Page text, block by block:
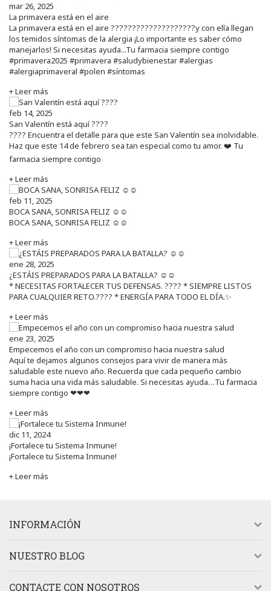
mar 26, 2025
La primavera está en el aire
La primavera está en el aire ????????????????????y con ella llegan
los temidos síntomas de la alergia ¡Lo importante es saber cómo
manejarlos! Si necesitas ayuda...Tu farmacia siempre contigo
#primavera2025 #primavera #saludybienestar #alergias
#alergiaprimaveral #polen #síntomas
+ Leer más
feb 14, 2025
San Valentín está aquí ????
???? Encuentra el detalle para que este San Valentín sea inolvidable.
Haz que este 14 de febrero sea tan especial como tu amor. ❤️ Tu
farmacia siempre contigo
+ Leer más
feb 11, 2025
BOCA SANA, SONRISA FELIZ ☺️☺️
BOCA SANA, SONRISA FELIZ ☺️☺️
+ Leer más
ene 28, 2025
¿ESTÁIS PREPARADOS PARA LA BATALLA? ☺️☺️
* NECESITAS FORTALECER TUS DEFENSAS. ????️ * SIEMPRE LISTOS
PARA CUALQUIER RETO.???? * ENERGÍA PARA TODO EL DÍA.✨
+ Leer más
ene 23, 2025
Empecemos el año con un compromiso hacia nuestra salud
Aquí te dejamos algunos consejos para vivir de manera más
saludable este nuevo año. Recuerda que cada pequeño cambio
suma hacia una vida más saludable. Si necesitas ayuda…Tu farmacia
siempre contigo ❤❤❤
+ Leer más
dic 11, 2024
¡Fortalece tu Sistema Inmune!
¡Fortalece tu Sistema Inmune!
+ Leer más
INFORMACIÓN
NUESTRO BLOG
CONTACTE CON NOSOTROS